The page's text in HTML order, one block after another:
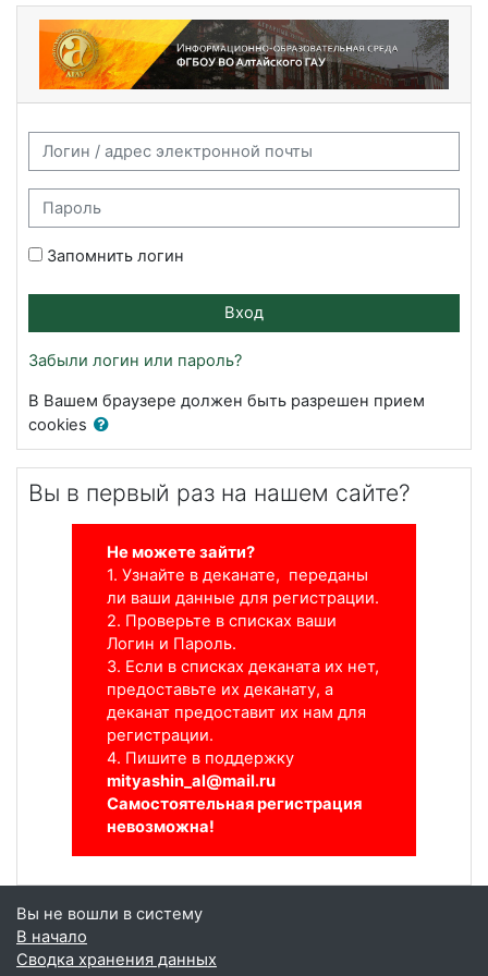
Перейти к основному содержанию
Информационно-образовательная
Логин / адрес электронной почты
Пароль
Запомнить логин
Вход
Забыли логин или пароль?
В Вашем браузере должен быть разрешен прием
cookies
Вы в первый раз на нашем сайте?
Не можете зайти?
1. Узнайте в деканате, переданы
ли ваши данные для регистрации.
2. Проверьте в списках ваши
Логин и Пароль.
3. Если в списках деканата их нет,
предоставьте их деканату, а
деканат предоставит их нам для
регистрации.
4. Пишите в поддержку
mityashin_al@mail.ru
Самостоятельная регистрация
невозможна!
Вы не вошли в систему
В начало
Сводка хранения данных